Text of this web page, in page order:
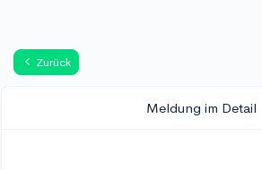
Zurück
Meldung im Detail